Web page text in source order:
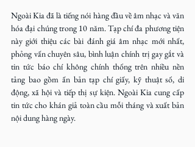
Ngoài Kia đã là tiếng nói hàng đầu về âm nhạc và văn
hóa đại chúng trong 10 năm. Tạp chí đa phương tiện
này giới thiệu các bài đánh giá âm nhạc mới nhất,
phỏng vấn chuyên sâu, bình luận chính trị gay gắt và
tin tức báo chí không chính thống trên nhiều nền
tảng bao gồm ấn bản tạp chí giấy, kỹ thuật số, di
động, xã hội và tiếp thị sự kiện. Ngoài Kia cung cấp
tin tức cho khán giả toàn cầu mỗi tháng và xuất bản
nội dung hàng ngày.